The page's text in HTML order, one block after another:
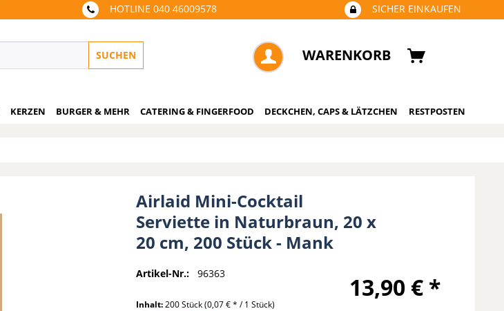
HOTLINE 040 46009578 SICHER EINKAUFEN
SUCHEN WARENKORB
KERZEN BURGER & MEHR CATERING & FINGERFOOD DECKCHEN, CAPS & LÄTZCHEN RESTPOSTEN
Airlaid Mini-Cocktail
Serviette in Naturbraun, 20 x
20 cm, 200 Stück - Mank
Artikel-Nr.: 96363 13,90 € *
Inhalt:200 Stück(0,07 € * / 1 Stück)